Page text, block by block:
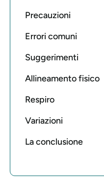
Precauzioni
Errori comuni
Suggerimenti
Allineamento fisico
Respiro
Variazioni
La conclusione